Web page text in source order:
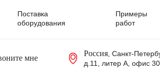
Поставка
оборудования
Примеры
работ
мне
Россия, Санкт-
д.11, литер А, офис